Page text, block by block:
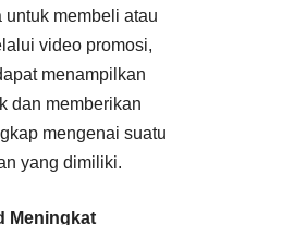
membeli atau
video promosi,
menampilkan
dan memberikan
mengenai suatu
yang dimiliki.
Meningkat